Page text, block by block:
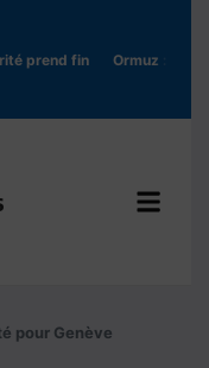
prend fin Ormuz :
pour Genève